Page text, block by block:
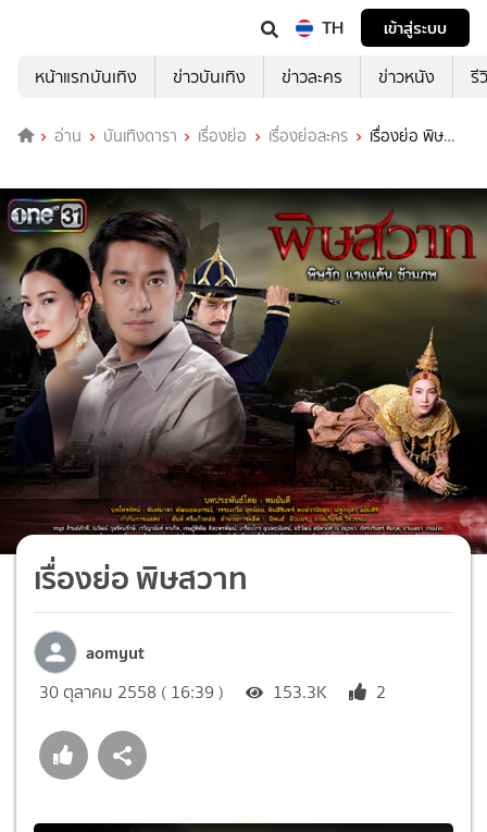
TH
เข้าสู่ระบบ
หน้าแรกบันเทิง
ข่าวบันเทิง ข่าวละคร ข่าวหนัง รี
อ่าน บันเทิงดารา เรื่องย่อ เรื่องย่อละคร
เรื่องย่อ พิษ
เรื่องย่อ พิษสวาท
aomyut
30 ตุลาคม 2558 ( 16:39 ) 153.3K 2